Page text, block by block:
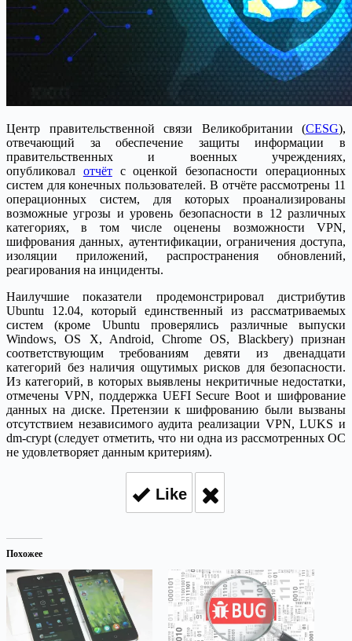
Центр правительственной связи Великобритании (CESG),
отвечающий за обеспечение защиты информации в
правительственных и военных учреждениях,
опубликовал отчётс оценкой безопасности операционных
систем для конечных пользователей. В отчёте рассмотрены 11
операционных систем, для которых проанализированы
возможные угрозы и уровень безопасности в 12 различных
категориях, в том числе оценены возможности VPN,
шифрования данных, аутентификации, ограничения доступа,
изоляции приложений, распространения обновлений,
реагирования на инциденты.
Наилучшие показатели продемонстрировал дистрибутив
Ubuntu 12.04, который единственный из рассматриваемых
систем (кроме Ubuntu проверялись различные выпуски
Windows, OS X, Android, Chrome OS, Blackbery) признан
соответствующим требованиям девяти из двенадцати
категорий без наличия ощутимых рисков для безопасности.
Из категорий, в которых выявлены некритичные недостатки,
отмечены VPN, поддержка UEFI Secure Boot и шифрование
данных на диске. Претензии к шифрованию были вызваны
отсутствием независимого аудита реализации VPN, LUKS и
dm-crypt (следует отметить, что ни одна из рассмотренных ОС
не удовлетворяет данным критериям).
Like
Похожее